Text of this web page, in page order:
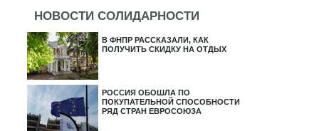
НОВОСТИ СОЛИДАРНОСТИ
В ФНПР РАССКАЗАЛИ, КАК
ПОЛУЧИТЬ СКИДКУ НА ОТДЫХ
РОССИЯ ОБОШЛА ПО
ПОКУПАТЕЛЬНОЙ СПОСОБНОСТИ
РЯД СТРАН ЕВРОСОЮЗА